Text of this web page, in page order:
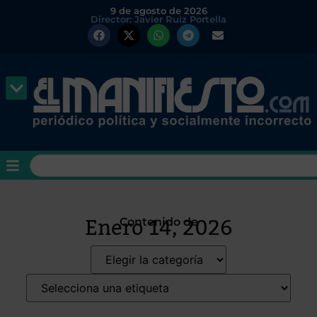
9 de agosto de 2026
Director: Javier Ruiz Portella
Contenido de
Enero 14, 2026